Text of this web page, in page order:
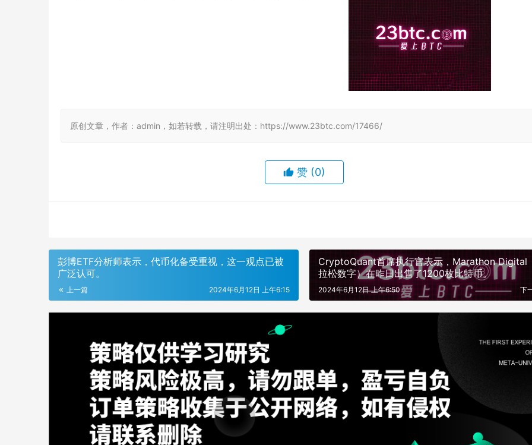
原创文章，作者：admin，如若转载，请注明出处：https://www.23btc.com/17466/
赞 (0)
彭博ETF分析师表示，代币化备受重视，这一观点已被
广泛认可。
上一篇 2024年6月12日 上午6:15
CryptoQuant首席执行官表示，Marathon Digital
拉松数字）在昨日出售了1200枚比特币。
下
2024年6月12日 上午6:50